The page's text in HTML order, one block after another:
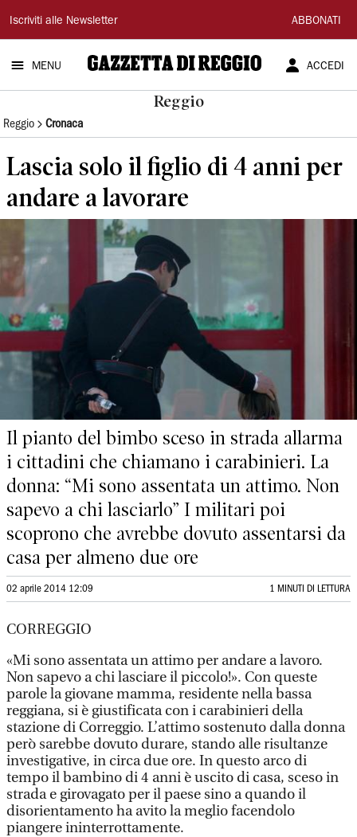
Gazzetta
di
Reggio
Iscriviti alle Newsletter ABBONATI
MENU ACCEDI
Reggio
Reggio Cronaca
Lascia solo il figlio di 4 anni per
andare a lavorare
Il pianto del bimbo sceso in strada allarma
i cittadini che chiamano i carabinieri. La
donna: “Mi sono assentata un attimo. Non
sapevo a chi lasciarlo” I militari poi
scoprono che avrebbe dovuto assentarsi da
casa per almeno due ore
02 aprile 2014 12:09 1 MINUTI DI LETTURA
CORREGGIO
«Mi sono assentata un attimo per andare a lavoro.
Non sapevo a chi lasciare il piccolo!». Con queste
parole la giovane mamma, residente nella bassa
reggiana, si è giustificata con i carabinieri della
stazione di Correggio. L’attimo sostenuto dalla donna
però sarebbe dovuto durare, stando alle risultanze
investigative, in circa due ore. In questo arco di
tempo il bambino di 4 anni è uscito di casa, sceso in
strada e girovagato per il paese sino a quando il
disorientamento ha avito la meglio facendolo
piangere ininterrottamente.